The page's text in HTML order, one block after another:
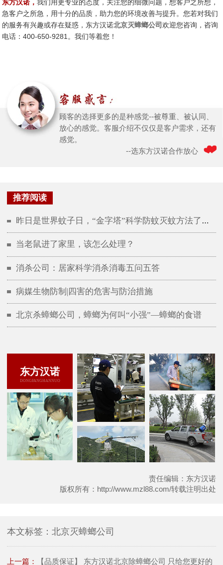
关于灭蚂蚁、灭蚊子、灭蠼螋等
相关防治知识的视频，深受广大
市民的好评。
2014年至2015年期间有《北京市
爱卫办》发起的北京全市统一灭
东方汉诺，我们用更专业的态度，关注您的细微问题，想客户之所想，
急客户之所急，用十分的品质，助力您的环境改善与提升。您若对我们
的服务有兴趣或存在疑惑，东方汉诺北京灭蟑螂公司欢迎您咨询，咨询
电话：400-650-9281。我们等着您！
顾客的选择更多的是种感觉--被尊重、被认同、
放心的感觉。客服介绍不仅仅是客户需求，还有
感觉。
--选东方汉诺合作放心
推荐阅读
昨日是世界蚊子日，“金字塔”科学防蚊灭蚊方法了解一下
当老鼠进了家里，该怎么处理？
消杀公司：居家科学消杀消毒五问五答
病媒生物防制|四害的危害与防治措施
北京杀蟑螂公司，蟑螂为何叫“小强”—蟑螂的食谱
东方汉诺
DONGFANGHANNUO
责任编辑：东方汉诺
版权所有：http://www.mzl88.com/转载注明出处
本文标签：北京灭蟑螂公司
上一篇： 【品质保证】 东方汉诺北京除蟑螂公司 只给您更好的